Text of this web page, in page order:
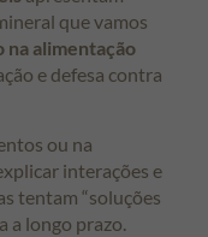
que vamos
na alimentação
e defesa contra
ou na
interações e
tentam “soluções
a longo prazo.